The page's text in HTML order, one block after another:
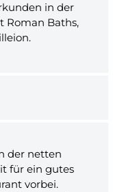
in der
Roman Baths,
der netten
für ein gutes
vorbei.